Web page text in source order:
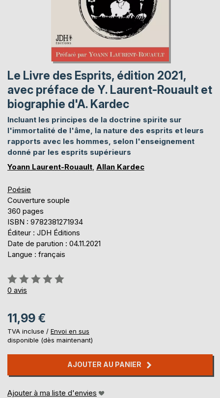
Le Livre des Esprits, édition 2021,
avec préface de Y. Laurent-Rouault et
biographie d'A. Kardec
Incluant les principes de la doctrine spirite sur
l'immortalité de l'âme, la nature des esprits et leurs
rapports avec les hommes, selon l'enseignement
donné par les esprits supérieurs
Yoann Laurent-Rouault, Allan Kardec
Poésie
Couverture souple
360 pages
ISBN : 9782381271934
Éditeur : JDH Éditions
Date de parution : 04.11.2021
Langue : français
Évaluation:
0%
0 avis
11,99 €
TVA incluse / Envoi en sus
disponible (dès maintenant)
AJOUTER AU PANIER
Ajouter à ma liste d'envies